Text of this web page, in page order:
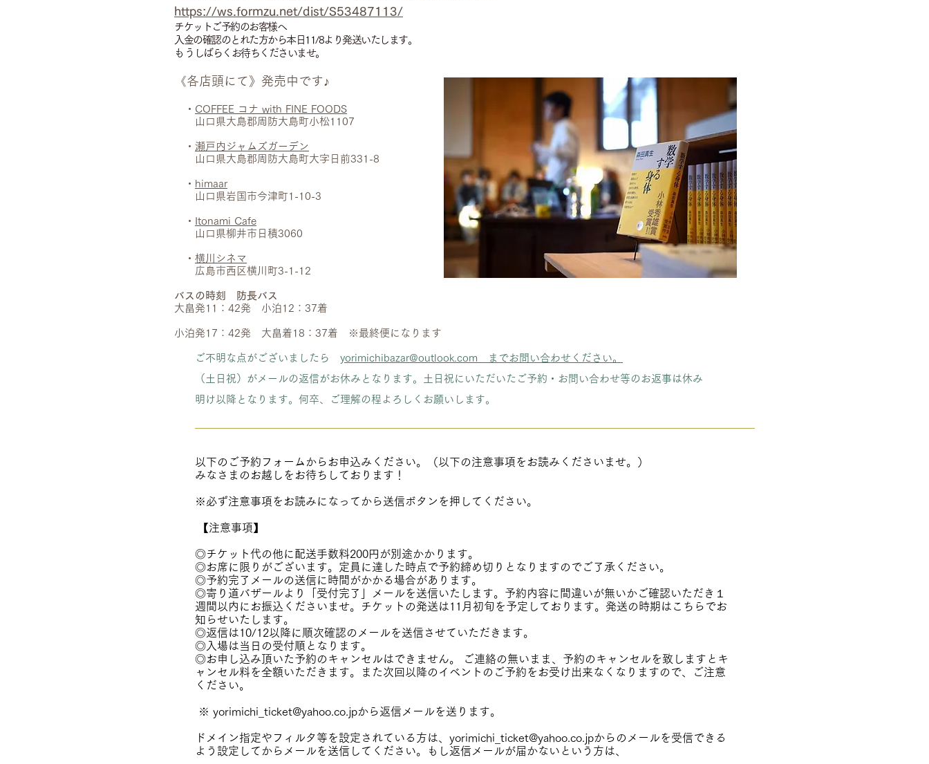
https://ws.formzu.net/dist/S53487113/
チケットご予約のお客様へ
入金の確認のとれた方から本日11/8より発送いたします。
​もうしばらくお待ちくださいませ。
《各店頭にて》発売中です♪
・ COFFEE コナ with FINE FOODS
山口県大島郡周防大島町小松1107
・ 瀬戸内ジャムズガーデン
山口県大島郡周防大島町大字日前331-8
・ himaar
山口県岩国市今津町1-10-3
・ Itonami Cafe
山口県柳井市日積3060
・ 横川シネマ
広島市西区横川町3-1-12
バスの時刻 防長バス
大畠発11：42発 小泊12：37着
小泊発17：42発 大畠着18：37着 ​ ※最終便になります
ご不明な点がございましたら yorimichibazar@outlook.com ​ までお問い合わせください。
（土日祝）がメールの返信がお休みとなります。土日祝にいただいたご予約・お問い合わせ等のお返事は休み
明け以降となります。何卒、ご理解の程よろしくお願いします。
以下のご予約フォームからお申込みください。（以下の注意事項をお読みくださいませ。）
みなさまのお越しをお待ちしております！
※必ず注意事項をお読みになってから送信ボタンを押してください。
【注意事項】
◎チケット代の他に配送手数料200円が別途かかります。
◎お席に限りがございます。定員に達した時点で予約締め切りとなりますのでご了承ください。
◎予約完了メールの送信に時間がかかる場合があります。
◎寄り道バザールより「受付完了」メールを送信いたします。予約内容に間違いが無いかご確認いただき１
週間以内にお振込くださいませ。チケットの発送は11月初旬を予定しております。発送の時期はこちらでお
知らせいたします。
◎返信は10/12以降に順次確認のメールを送信させていただきます。
◎入場は当日の受付順となります。
◎お申し込み頂いた予約のキャンセルはできません。 ご連絡の無いまま、予約のキャンセルを致しますとキ
ャンセル料を全額いただきます。また次回以降のイベントのご予約をお受け出来なくなりますので、ご注意
ください。
※ yorimichi_ticket@yahoo.co.jpから返信メールを送ります。
ドメイン指定やフィルタ等を設定されている方は、 yorimichi_ticket@yahoo.co.jpからのメールを受信できる
よう設定してからメールを送信してください。もし返信メールが届かないという方は、